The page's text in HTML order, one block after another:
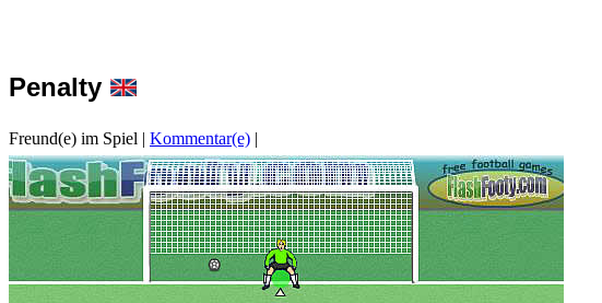
Penalty
Freund(e) im Spiel | Kommentar(e) |